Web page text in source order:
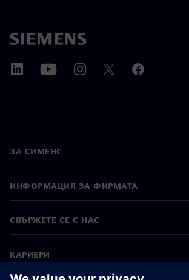
ЗА СИМЕНС
ИНФОРМАЦИЯ ЗА ФИРМАТА
СВЪРЖЕТЕ СЕ С НАС
КАРИЕРИ